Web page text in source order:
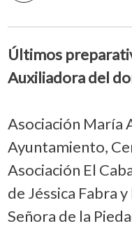
Últimos
Auxiliadora del
Asociación María
Ayuntamiento,
Asociación El
de Jéssica Fabra
Señora de la